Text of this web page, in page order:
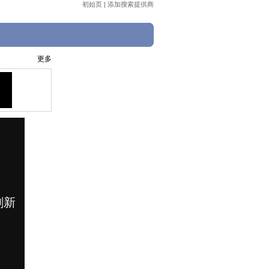
初始页 | 添加搜索提供商
更多